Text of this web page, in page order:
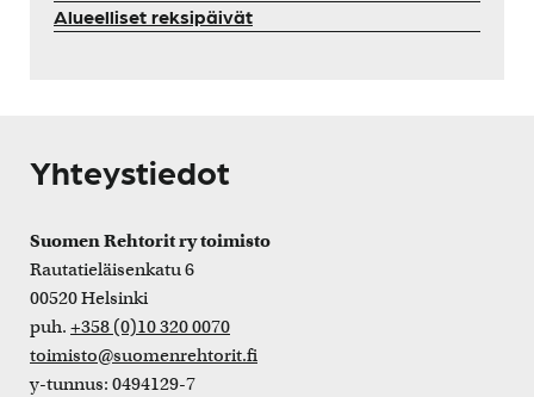
Alueelliset reksipäivät
Yhteystiedot
Suomen Rehtorit ry toimisto
Rautatieläisenkatu 6
00520 Helsinki
puh. +358 (0)10 320 0070
toimisto@suomenrehtorit.fi
y-tunnus: 0494129-7